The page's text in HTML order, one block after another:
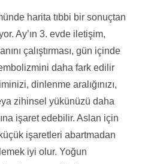
harita tıbbi bir sonuçtan
Ay’ın 3. evde iletişim,
çalıştırması, gün içinde
daha fark edilir
dinlenme aralığınızı,
zihinsel yükünüzü daha
işaret edebilir. Aslan için
işaretleri abartmadan
iyi olur. Yoğun